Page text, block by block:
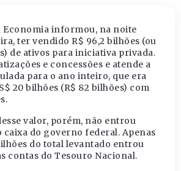
Economia informou, na noite
ter vendido R$ 96,2 bilhões (ou
de ativos para iniciativa privada.
e concessões e atende a
para o ano inteiro, que era
20 bilhões (R$ 82 bilhões) com
valor, porém, não entrou
do governo federal. Apenas
do total levantado entrou
contas do Tesouro Nacional.